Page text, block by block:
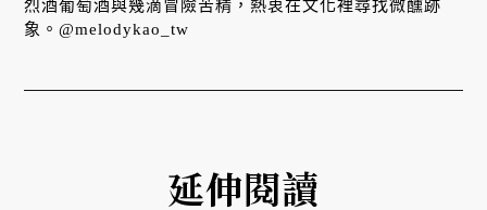
烈酒葡萄酒與幾滴冒險苦精，熱衷在文化裡尋找微醺跡
象。@melodykao_tw
延伸閱讀